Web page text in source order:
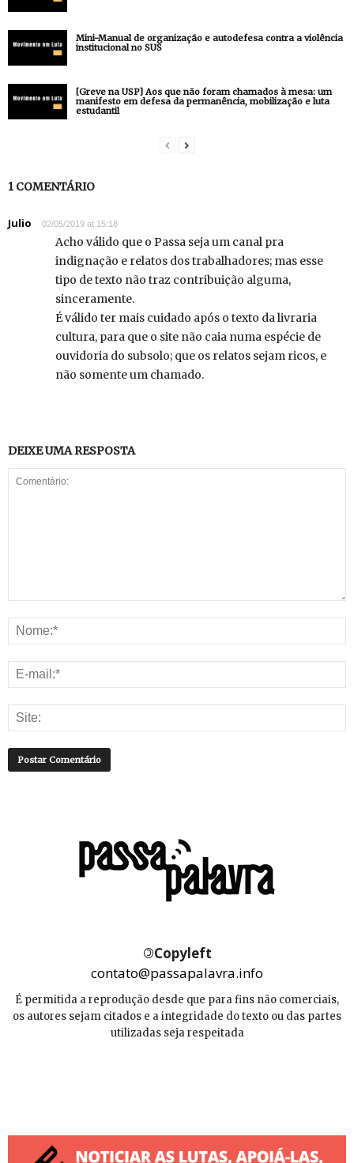
Mini-Manual de organização e autodefesa contra a violência
institucional no SUS
[Greve na USP] Aos que não foram chamados à mesa: um
manifesto em defesa da permanência, mobilização e luta
estudantil
1 COMENTÁRIO
Julio 02/05/2019 at 15:18
Acho válido que o Passa seja um canal pra
indignação e relatos dos trabalhadores; mas esse
tipo de texto não traz contribuição alguma,
sinceramente.
É válido ter mais cuidado após o texto da livraria
cultura, para que o site não caia numa espécie de
ouvidoria do subsolo; que os relatos sejam ricos, e
não somente um chamado.
DEIXE UMA RESPOSTA
©Copyleft
contato@passapalavra.info
É permitida a reprodução desde que para fins não comerciais,
os autores sejam citados e a integridade do texto ou das partes
utilizadas seja respeitada